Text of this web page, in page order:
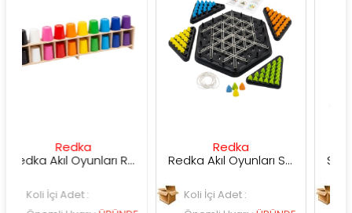
Redka Akıl Oyunları Renk Dedektifi Oyunu
Adet :
Redka Akıl Oyunları Strateji Üçgeni Oyunu
Koli İçi Adet :
Koli İçi Adet :